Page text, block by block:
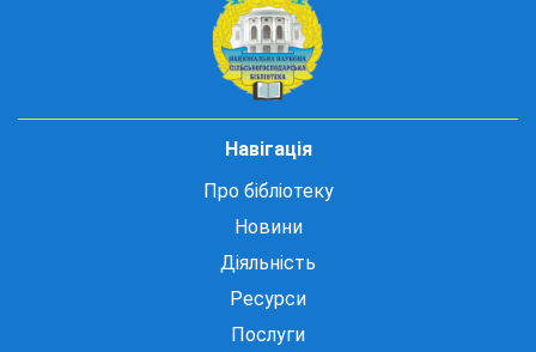
Навігація
Про бібліотеку
Новини
Діяльність
Ресурси
Послуги